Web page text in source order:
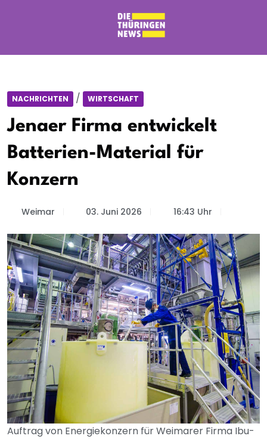
NACHRICHTEN / WIRTSCHAFT
Jenaer Firma entwickelt
Batterien-Material für
Konzern
Weimar 03. Juni 2026 16:43 Uhr
Auftrag von Energiekonzern für Weimarer Firma Ibu-